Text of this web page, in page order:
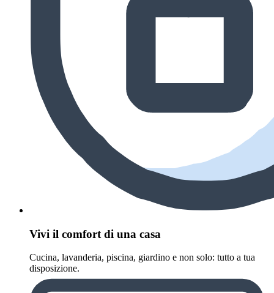
Vivi il comfort di una casa
Cucina, lavanderia, piscina, giardino e non solo: tutto a tua
disposizione.